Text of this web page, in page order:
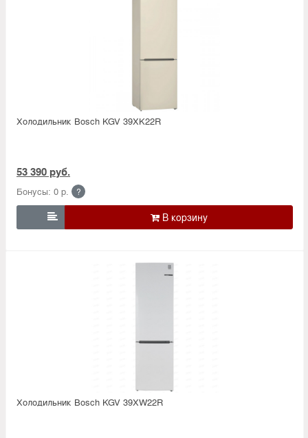
Холодильник Bosсh KGV 39XK22R
53 390 руб.
Бонусы: 0 р. ?

Холодильник Bosсh KGV 39XW22R